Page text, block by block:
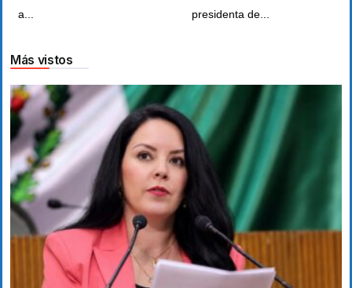
a...
presidenta de...
Más vistos